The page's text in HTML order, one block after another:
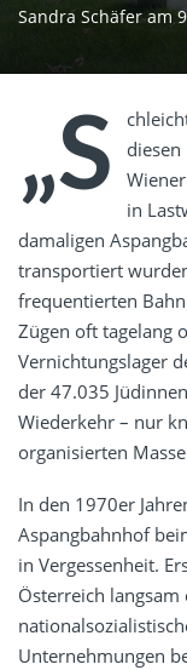
Sandra Schäferam
„S
in
damaligen
transportiert
frequentierten
Zügen oft tagelang
Vernichtungslager
der 47.035
Wiederkehr – nur
organisierten
In den 1970er
Aspangbahnhof
in Vergessenheit.
Österreich
Unternehmungen